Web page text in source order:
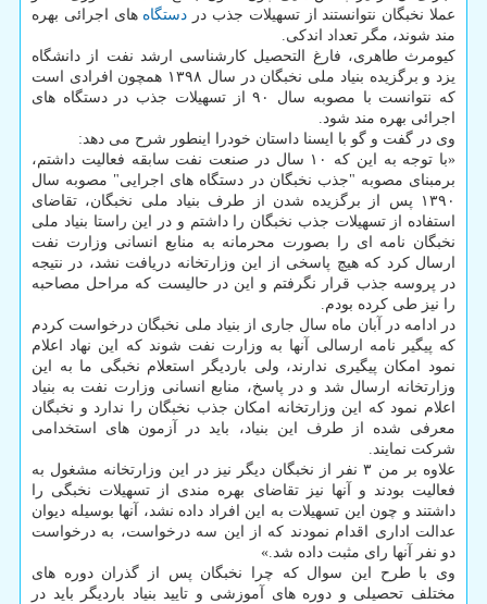
عملا نخبگان نتوانستند از تسهیلات جذب در دستگاه های اجرائی بهره
مند شوند، مگر تعداد اندکی.
کیومرث طاهری، فارغ التحصیل کارشناسی ارشد نفت از دانشگاه
یزد و برگزیده بنیاد ملی نخبگان در سال ۱۳۹۸ همچون افرادی است
که نتوانست با مصوبه سال ۹۰ از تسهیلات جذب در دستگاه های
اجرائی بهره مند شود.
وی در گفت و گو با ایسنا داستان خودرا اینطور شرح می دهد:
«با توجه به این که ۱۰ سال در صنعت نفت سابقه فعالیت داشتم،
برمبنای مصوبه "جذب نخبگان در دستگاه های اجرایی" مصوبه سال
۱۳۹۰ پس از برگزیده شدن از طرف بنیاد ملی نخبگان، تقاضای
استفاده از تسهیلات جذب نخبگان را داشتم و در این راستا بنیاد ملی
نخبگان نامه ای را بصورت محرمانه به منابع انسانی وزارت نفت
ارسال کرد که هیچ پاسخی از این وزارتخانه دریافت نشد، در نتیجه
در پروسه جذب قرار نگرفتم و این در حالیست که مراحل مصاحبه
را نیز طی کرده بودم.
در ادامه در آبان ماه سال جاری از بنیاد ملی نخبگان درخواست کردم
که پیگیر نامه ارسالی آنها به وزارت نفت شوند که این نهاد اعلام
نمود امکان پیگیری ندارند، ولی باردیگر استعلام نخبگی ما به این
وزارتخانه ارسال شد و در پاسخ، منابع انسانی وزارت نفت به بنیاد
اعلام نمود که این وزارتخانه امکان جذب نخبگان را ندارد و نخبگان
معرفی شده از طرف این بنیاد، باید در آزمون های استخدامی
شرکت نمایند.
علاوه بر من ۳ نفر از نخبگان دیگر نیز در این وزارتخانه مشغول به
فعالیت بودند و آنها نیز تقاضای بهره مندی از تسهیلات نخبگی را
داشتند و چون این تسهیلات به این افراد داده نشد، آنها بوسیله دیوان
عدالت اداری اقدام نمودند که از این سه درخواست، به درخواست
دو نفر آنها رای مثبت داده شد.»
وی با طرح این سوال که چرا نخبگان پس از گذران دوره های
مختلف تحصیلی و دوره های آموزشی و تایید بنیاد باردیگر باید در